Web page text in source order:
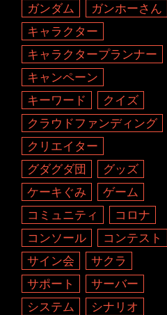
ガンダム
ガンホーさん
キャラクター
キャラクタープランナー
キャンペーン
キーワード
クイズ
クラウドファンディング
クリエイター
グダグダ団
グッズ
ケーキぐみ
ゲーム
コミュニティ
コロナ
コンソール
コンテスト
サイン会
サクラ
サポート
サーバー
システム
シナリオ